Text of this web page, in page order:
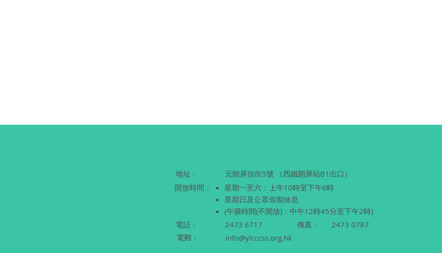
地址：
元朗屏信街5號 （西鐵朗屏站B1出口）
開放時間：
星期一至六：上午10時至下午6時
星期日及公眾假期休息
(午膳時間(不開放)：中午12時45分至下午2時)
電話：
2473 6717 傳真：
2473 0787
電郵：
info@ylcccss.org.hk